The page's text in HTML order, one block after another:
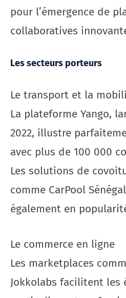
pour l’émergence de
collaboratives
Les secteurs porteurs
Le transport et la
La plateforme Yango,
2022, illustre
avec plus de 100 000
Les solutions de
comme CarPool
également en
Le commerce en ligne
Les marketplaces
Jokkolabs facilitent les